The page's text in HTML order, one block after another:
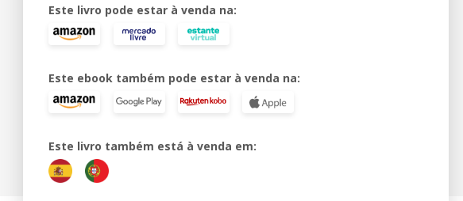
Este livro pode estar à venda na:
Este ebook também pode estar à venda na:
Este livro também está à venda em: